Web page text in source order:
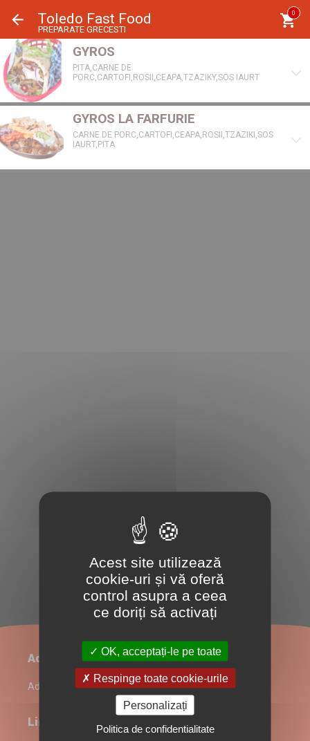
Toledo Fast Food
PREPARATE GRECESTI
0
GYROS
PITA,CARNE DE
PORC,CARTOFI,ROSII,CEAPA,TZAZIKY,SOS IAURT
GYROS LA FARFURIE
CARNE DE PORC,CARTOFI,CEAPA,ROSII,TZAZIKI,SOS
IAURT,PITA
Administrare restaurant
Admin Login
Link-uri utile
Acest site utilizează
cookie-uri și vă oferă
control asupra a ceea
ce doriți să activați
OK, acceptați-le pe toate
Respinge toate cookie-urile
Personalizați
Politica de confidentialitate